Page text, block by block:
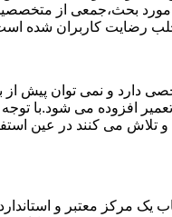
بحث،جمعی از
جلب رضایت کاربران شده
دارد و نمی توان پیش
افزوده می شود.با
و تلاش می کنند در عین
معتبر و